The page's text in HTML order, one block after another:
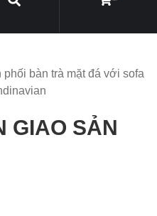
phối bàn trà mặt đá với sofa
GIAO SẢN